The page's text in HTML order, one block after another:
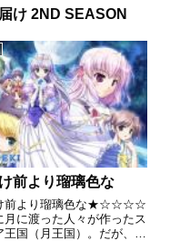
け 2ND SEASON
前より瑠璃色な
前より瑠璃色な★☆☆☆☆
月に渡った人々が作ったス
王国（月王国）。だが、